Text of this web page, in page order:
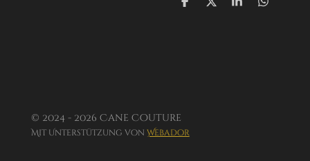
T
T
T
T
© 2024 - 2026 Cane Couture
Mit Unterstützung von Webador